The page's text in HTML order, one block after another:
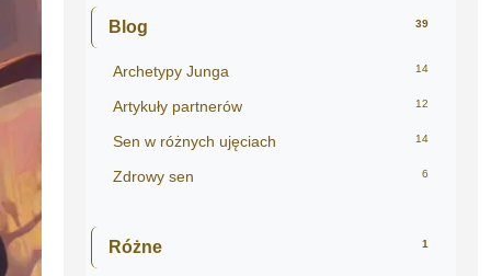
Blog 39
Archetypy Junga 14
Artykuły partnerów 12
Sen w różnych ujęciach 14
Zdrowy sen 6
Różne 1